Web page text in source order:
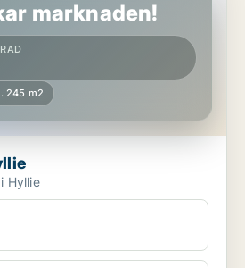
marknaden!
245 m2
Hyllie